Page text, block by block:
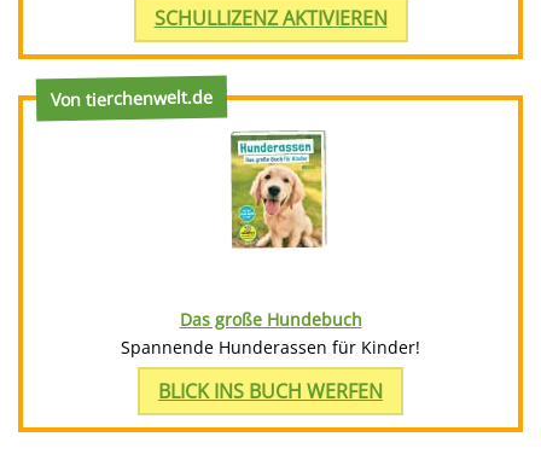
SCHULLIZENZ AKTIVIEREN
Von tierchenwelt.de
Das große Hundebuch
Spannende Hunderassen für Kinder!
BLICK INS BUCH WERFEN